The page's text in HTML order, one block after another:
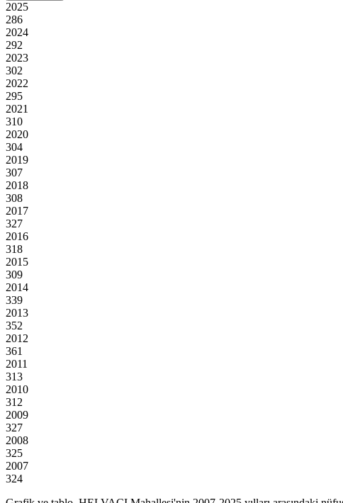
2025
286
2024
292
2023
302
2022
295
2021
310
2020
304
2019
307
2018
308
2017
327
2016
318
2015
309
2014
339
2013
352
2012
361
2011
313
2010
312
2009
327
2008
325
2007
324